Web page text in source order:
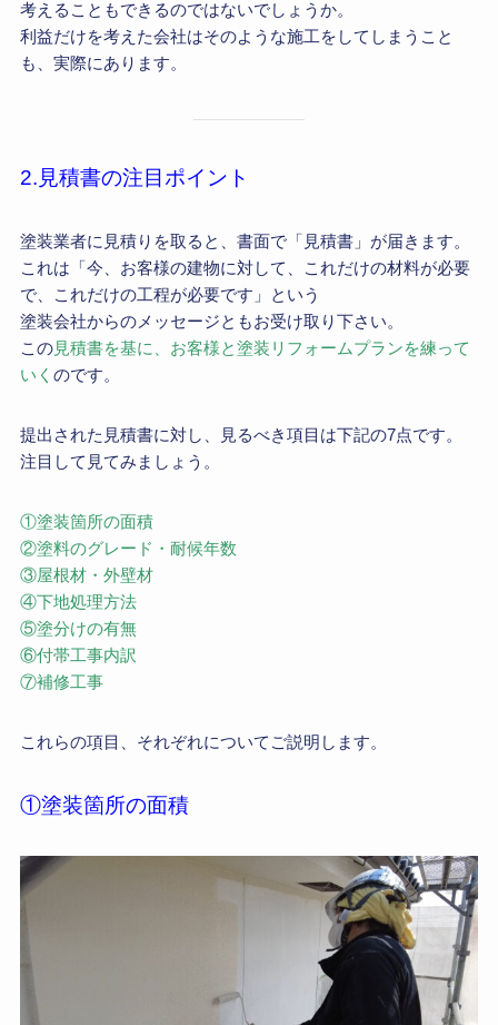
考えることもできるのではないでしょうか。
利益だけを考えた会社はそのような施工をしてしまうこと
も、実際にあります。
2.見積書の注目ポイント
塗装業者に見積りを取ると、書面で「見積書」が届きます。
これは「今、お客様の建物に対して、これだけの材料が必要
で、これだけの工程が必要です」という
塗装会社からのメッセージともお受け取り下さい。
この見積書を基に、お客様と塗装リフォームプランを練って
いく のです。
提出された見積書に対し、見るべき項目は下記の7点です。
注目して見てみましょう。
①塗装箇所の面積
②塗料のグレード・耐候年数
③屋根材・外壁材
④下地処理方法
⑤塗分けの有無
⑥付帯工事内訳
⑦補修工事
これらの項目、それぞれについてご説明します。
①塗装箇所の面積